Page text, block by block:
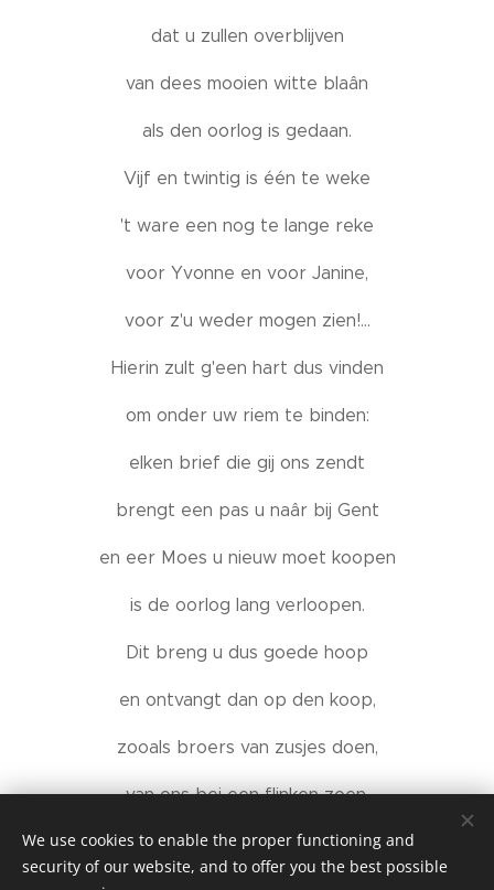
dat u zullen overblijven
van dees mooien witte blaân
als den oorlog is gedaan.
Vijf en twintig is één te weke
't ware een nog te lange reke
voor Yvonne en voor Janine,
voor z'u weder mogen zien!...
Hierin zult g'een hart dus vinden
om onder uw riem te binden:
elken brief die gij ons zendt
brengt een pas u naâr bij Gent
en eer Moes u nieuw moet koopen
is de oorlog lang verloopen.
Dit breng u dus goede hoop
en ontvangt dan op den koop,
zooals broers van zusjes doen,
van ons bei een flinken zoen.
We use cookies to enable the proper functioning and
security of our website, and to offer you the best possible